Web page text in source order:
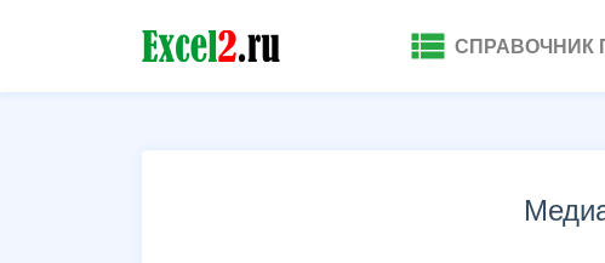
view_list СПРАВОЧНИК